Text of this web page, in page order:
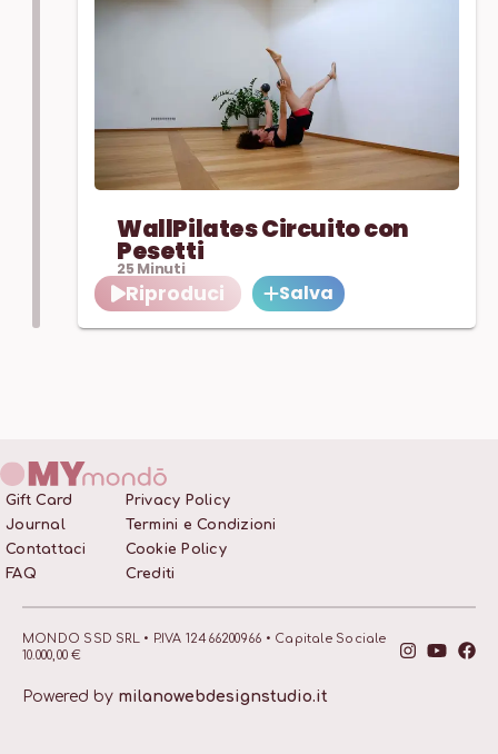
WallPilates Circuito con
Pesetti
25 Minuti
Riproduci Salva
Gift Card
Journal
Contattaci
FAQ
Privacy Policy
Termini e Condizioni
Cookie Policy
Crediti
MONDO SSD SRL • P.IVA 12466200966 • Capitale Sociale
10.000,00 €
Powered by milanowebdesignstudio.it